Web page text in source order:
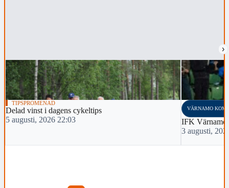
›
TIPSPROMENAD
Delad vinst i dagens cykeltips
5 augusti, 2026 22:03
VÄRNAMO
IFK Värnamo
3 augusti,